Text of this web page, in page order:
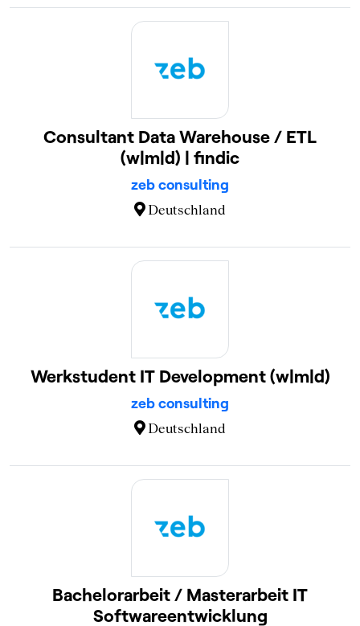
Consultant Data Warehouse / ETL
(w|m|d) | findic
zeb consulting
Deutschland
Werkstudent IT Development (w|m|d)
zeb consulting
Deutschland
Bachelorarbeit / Masterarbeit IT
Softwareentwicklung